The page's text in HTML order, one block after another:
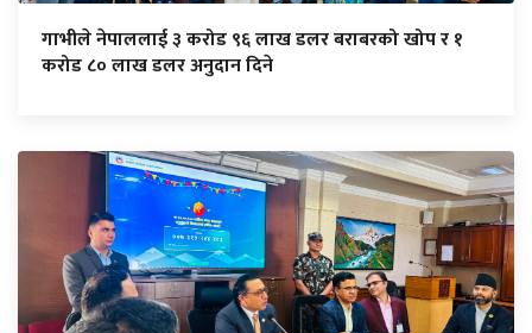
गाभीले नेपाललाई ३ करोड ९६ लाख डलर बराबरको खोप र १
करोड ८० लाख डलर अनुदान दिने